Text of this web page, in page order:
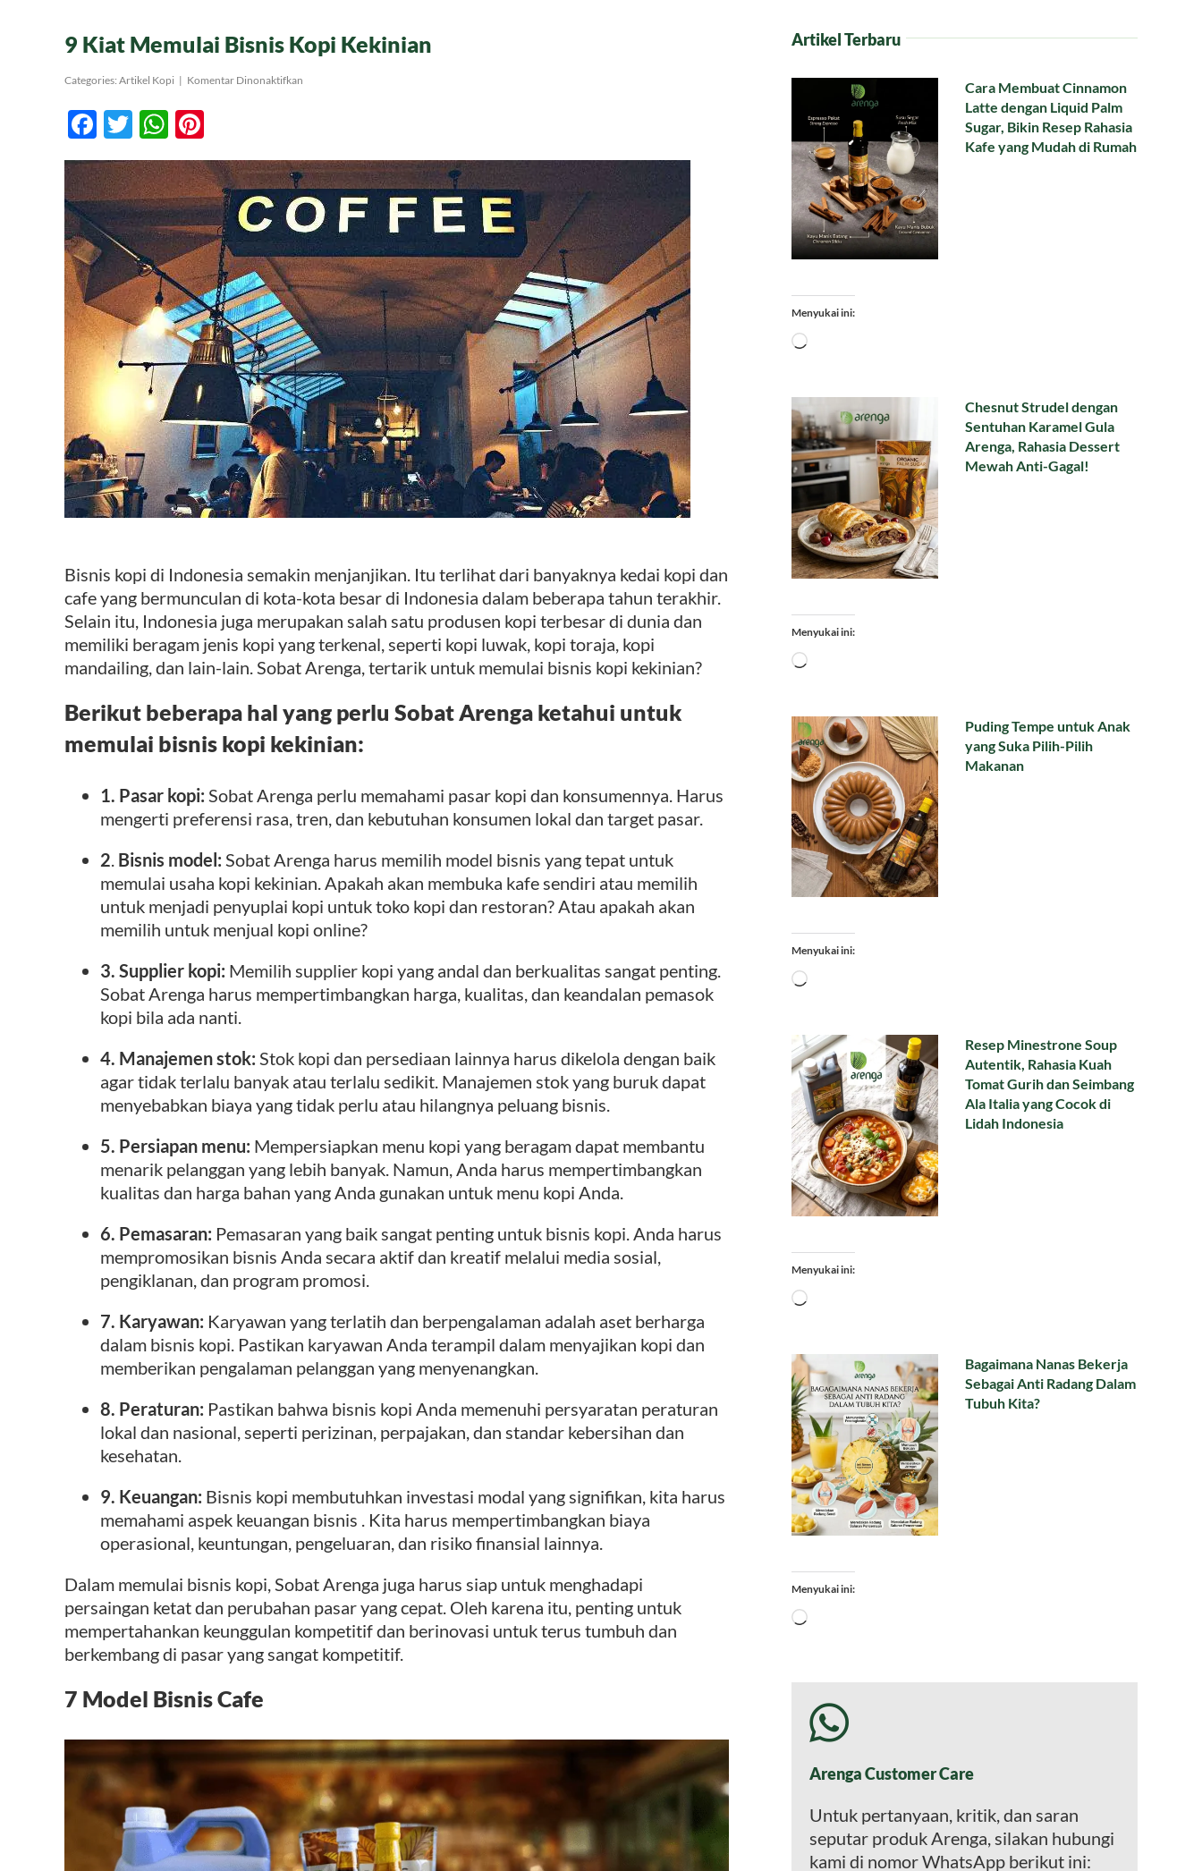
9 Kiat Memulai Bisnis Kopi Kekinian
Categories: Artikel Kopi | Komentar Dinonaktifkan
Kekinian
Facebook
TwitterWhatsApp
Bisnis kopi di Indonesia semakin menjanjikan. Itu terlihat dari banyaknya kedai kopi dan
cafe yang bermunculan di kota-kota besar di Indonesia dalam beberapa tahun terakhir.
Selain itu, Indonesia juga merupakan salah satu produsen kopi terbesar di dunia dan
memiliki beragam jenis kopi yang terkenal, seperti kopi luwak, kopi toraja, kopi
mandailing, dan lain-lain. Sobat Arenga, tertarik untuk memulai bisnis kopi kekinian?
Berikut beberapa hal yang perlu Sobat Arenga ketahui untuk
memulai bisnis kopi kekinian:
1. Pasar kopi: Sobat Arenga perlu memahami pasar kopi dan konsumennya. Harus
mengerti preferensi rasa, tren, dan kebutuhan konsumen lokal dan target pasar.
2. Bisnis model: Sobat Arenga harus memilih model bisnis yang tepat untuk
memulai usaha kopi kekinian. Apakah akan membuka kafe sendiri atau memilih
untuk menjadi penyuplai kopi untuk toko kopi dan restoran? Atau apakah akan
memilih untuk menjual kopi online?
3. Supplier kopi: Memilih supplier kopi yang andal dan berkualitas sangat penting.
Sobat Arenga harus mempertimbangkan harga, kualitas, dan keandalan pemasok
kopi bila ada nanti.
4. Manajemen stok: Stok kopi dan persediaan lainnya harus dikelola dengan baik
agar tidak terlalu banyak atau terlalu sedikit. Manajemen stok yang buruk dapat
menyebabkan biaya yang tidak perlu atau hilangnya peluang bisnis.
5. Persiapan menu: Mempersiapkan menu kopi yang beragam dapat membantu
menarik pelanggan yang lebih banyak. Namun, Anda harus mempertimbangkan
kualitas dan harga bahan yang Anda gunakan untuk menu kopi Anda.
6. Pemasaran: Pemasaran yang baik sangat penting untuk bisnis kopi. Anda harus
mempromosikan bisnis Anda secara aktif dan kreatif melalui media sosial,
pengiklanan, dan program promosi.
7. Karyawan: Karyawan yang terlatih dan berpengalaman adalah aset berharga
dalam bisnis kopi. Pastikan karyawan Anda terampil dalam menyajikan kopi dan
memberikan pengalaman pelanggan yang menyenangkan.
8. Peraturan: Pastikan bahwa bisnis kopi Anda memenuhi persyaratan peraturan
lokal dan nasional, seperti perizinan, perpajakan, dan standar kebersihan dan
kesehatan.
9. Keuangan: Bisnis kopi membutuhkan investasi modal yang signifikan, kita harus
memahami aspek keuangan bisnis . Kita harus mempertimbangkan biaya
operasional, keuntungan, pengeluaran, dan risiko finansial lainnya.
Dalam memulai bisnis kopi, Sobat Arenga juga harus siap untuk menghadapi
persaingan ketat dan perubahan pasar yang cepat. Oleh karena itu, penting untuk
mempertahankan keunggulan kompetitif dan berinovasi untuk terus tumbuh dan
berkembang di pasar yang sangat kompetitif.
7 Model Bisnis Cafe
Artikel Terbaru
Cara Membuat Cinnamon
Latte dengan Liquid Palm
Sugar, Bikin Resep Rahasia
Kafe yang Mudah di Rumah
Menyukai ini:
Memuat...
Chesnut Strudel dengan
Sentuhan Karamel Gula
Arenga, Rahasia Dessert
Mewah Anti-Gagal!
Menyukai ini:
Memuat...
Puding Tempe untuk Anak
yang Suka Pilih-Pilih
Makanan
Menyukai ini:
Memuat...
Resep Minestrone Soup
Autentik, Rahasia Kuah
Tomat Gurih dan Seimbang
Ala Italia yang Cocok di
Lidah Indonesia
Menyukai ini:
Memuat...
Bagaimana Nanas Bekerja
Sebagai Anti Radang Dalam
Tubuh Kita?
Menyukai ini:
Memuat...
Arenga Customer Care
Untuk pertanyaan, kritik, dan saran
seputar produk Arenga, silakan hubungi
kami di nomor WhatsApp berikut ini: